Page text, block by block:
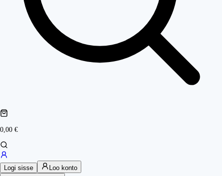
0,00 €
Logi sisse Loo konto